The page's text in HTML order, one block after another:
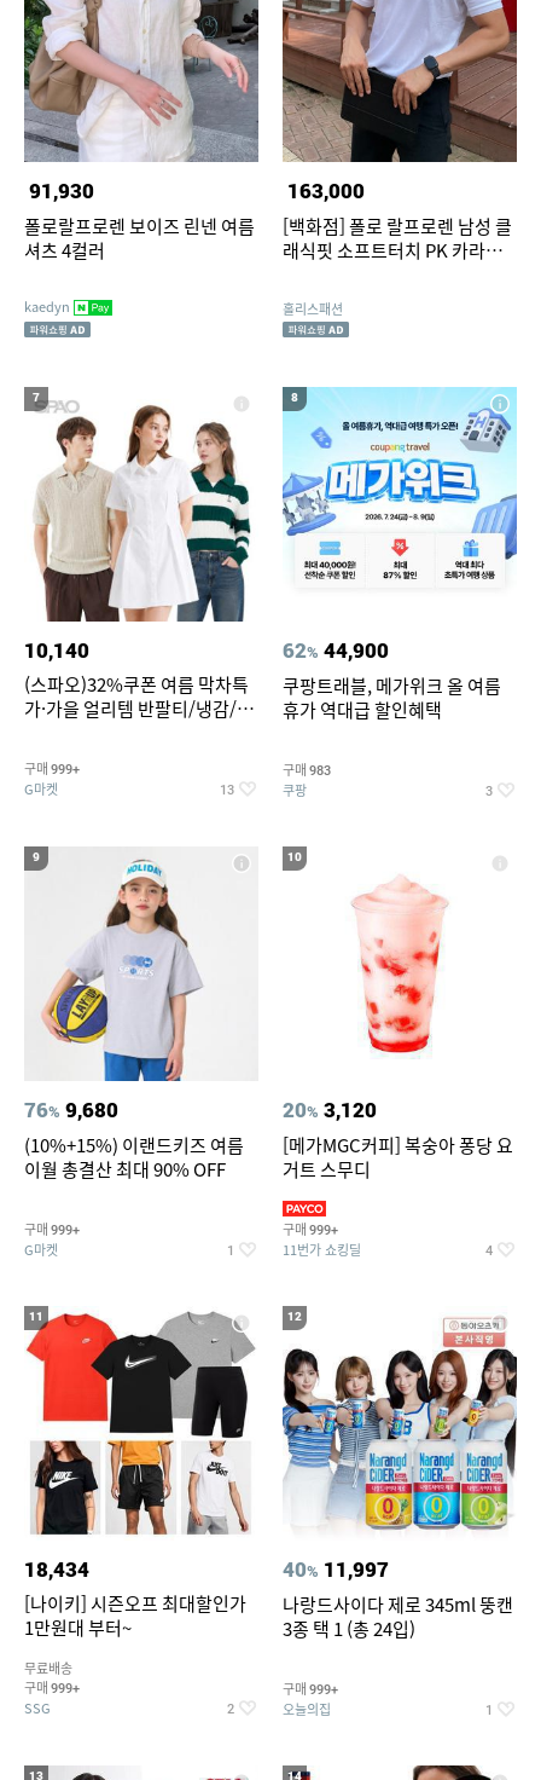
91,930
폴로랄프로렌 보이즈 린넨 여름
셔츠 4컬러
kaedyn
163,000
[백화점] 폴로 랄프로렌 남성 클
래식핏 소프트터치 PK 카라티 (
홀리스패션
7
10,140
(스파오)32%쿠폰 여름 막차특
가·가을 얼리템 반팔티/냉감/반
건 외 ~74%OFF
구매 999+
G마켓 13
8
62% 44,900
쿠팡트래블, 메가위크 올 여름
휴가 역대급 할인혜택
구매 983
쿠팡 3
9
76% 9,680
(10%+15%) 이랜드키즈 여름
이월 총결산 최대 90% OFF
구매 999+
G마켓 1
10
20% 3,120
[메가MGC커피] 복숭아 퐁당 요
거트 스무디
구매 999+
11번가 쇼킹딜 4
11
18,434
[나이키] 시즌오프 최대할인가
1만원대 부터~
무료배송
구매 999+
SSG 2
12
40% 11,997
나랑드사이다 제로 345ml 뚱캔
3종 택 1 (총 24입)
구매 999+
오늘의집 1
13 14